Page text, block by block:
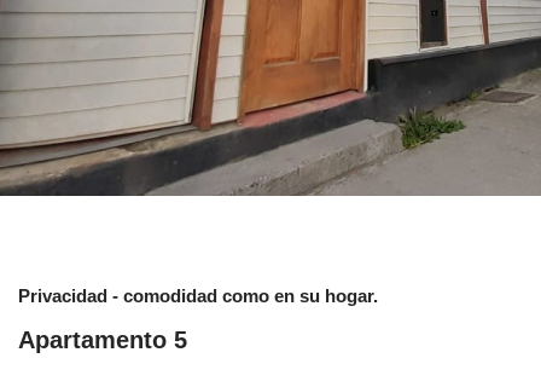
Privacidad - comodidad como en su hogar.
Apartamento 5